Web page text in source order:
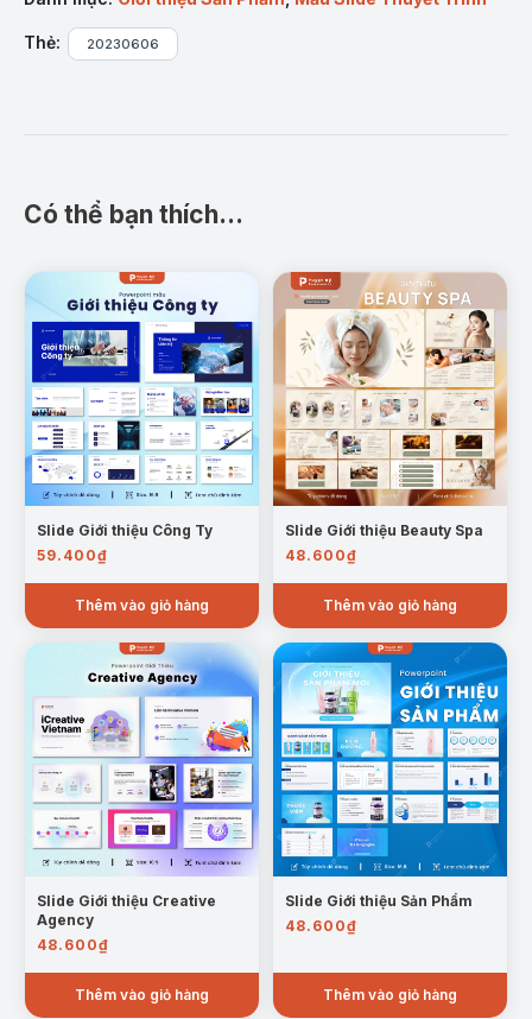
Thẻ: 20230606
Có thể bạn thích…
Slide Giới thiệu Công Ty
59.400₫
Thêm vào giỏ hàng
Slide Giới thiệu Beauty Spa
48.600₫
Thêm vào giỏ hàng
Slide Giới thiệu Creative
Agency
48.600₫
Thêm vào giỏ hàng
Slide Giới thiệu Sản Phẩm
48.600₫
Thêm vào giỏ hàng